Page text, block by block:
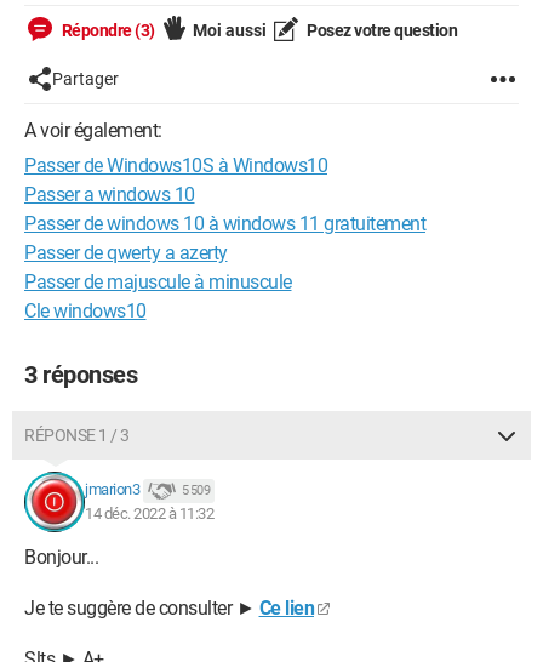
Répondre (3) Moi aussi Posez votre question
Partager
A voir également:
Passer de Windows10S à Windows10
Passer a windows 10
Passer de windows 10 à windows 11 gratuitement
Passer de qwerty a azerty
Passer de majuscule à minuscule
Cle windows10
3 réponses
RÉPONSE 1 / 3
jmarion3 5 509
14 déc. 2022 à 11:32
Bonjour...
Je te suggère de consulter ► Ce lien